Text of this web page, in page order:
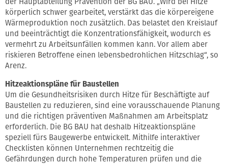
körperlich schwer gearbeitet, verstärkt das die körpereigene
Wärmeproduktion noch zusätzlich. Das belastet den Kreislauf
und beeinträchtigt die Konzentrationsfähigkeit, wodurch es
vermehrt zu Arbeitsunfällen kommen kann. Vor allem aber
riskieren Betroffene einen lebensbedrohlichen Hitzschlag“, so
Arenz.
Hitzeaktionspläne für Baustellen
Um die Gesundheitsrisiken durch Hitze für Beschäftigte auf
Baustellen zu reduzieren, sind eine vorausschauende Planung
und die richtigen präventiven Maßnahmen am Arbeitsplatz
erforderlich. Die BG BAU hat deshalb Hitzeaktionspläne
speziell fürs Baugewerbe entwickelt. Mithilfe interaktiver
Checklisten können Unternehmen rechtzeitig die
Gefährdungen durch hohe Temperaturen prüfen und die